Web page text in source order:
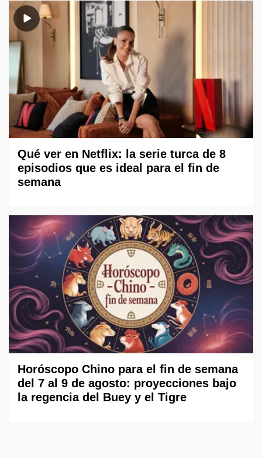
Qué ver en Netflix: la serie turca de 8
episodios que es ideal para el fin de
semana
Horóscopo Chino para el fin de semana
del 7 al 9 de agosto: proyecciones bajo
la regencia del Buey y el Tigre